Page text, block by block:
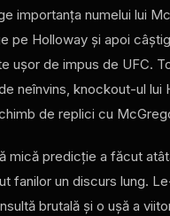
importanța numelui lui
pe Holloway și apoi
ușor de impus de UFC.
neînvins, knockout-ul lui
de replici cu
mică predicție a făcut
fanilor un discurs lung.
brutală și o ușă a